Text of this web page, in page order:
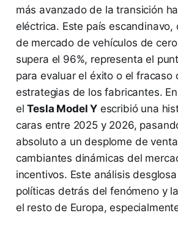
más avanzado de la transición
eléctrica. Este país escandinavo,
de mercado de vehículos de
supera el 96%, representa el
para evaluar el éxito o el fracaso
estrategias de los fabricantes.
elTesla Model Y escribió una
caras entre 2025 y 2026,
absoluto a un desplome de
cambiantes dinámicas del
incentivos. Este análisis
políticas detrás del fenómeno y
el resto de Europa,